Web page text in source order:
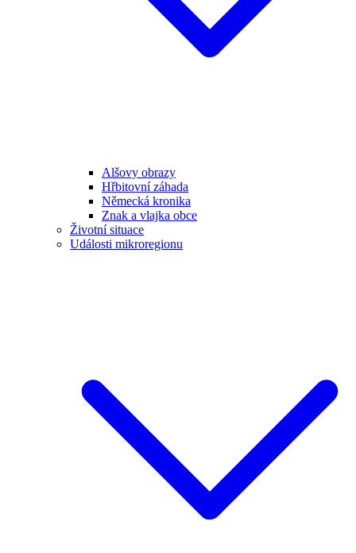
Alšovy obrazy
Hřbitovní záhada
Německá kronika
Znak a vlajka obce
Životní situace
Události mikroregionu